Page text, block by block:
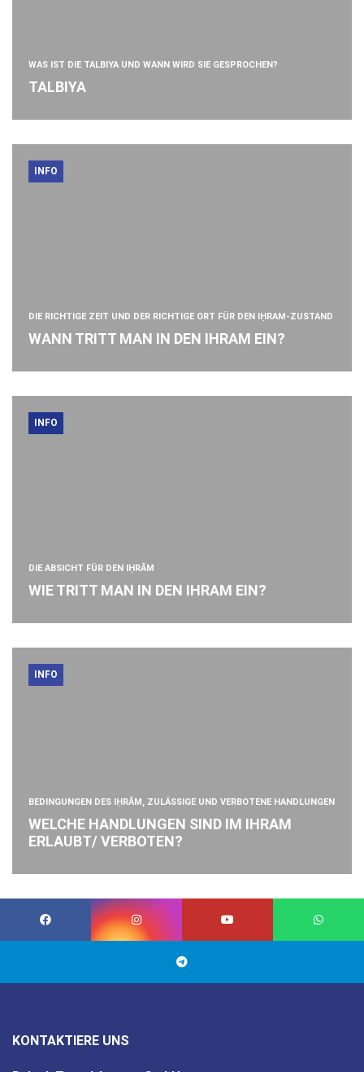
WAS IST DIE TALBIYA UND WANN WIRD SIE GESPROCHEN?
TALBIYA
INFO
DIE RICHTIGE ZEIT UND DER RICHTIGE ORT FÜR DEN IḤRAM-ZUSTAND
WANN TRITT MAN IN DEN IHRAM EIN?
INFO
DIE ABSICHT FÜR DEN IḤRĀM
WIE TRITT MAN IN DEN IHRAM EIN?
INFO
BEDINGUNGEN DES IḤRĀM, ZULÄSSIGE UND VERBOTENE HANDLUNGEN
WELCHE HANDLUNGEN SIND IM IHRAM
ERLAUBT/ VERBOTEN?
KONTAKTIERE UNS